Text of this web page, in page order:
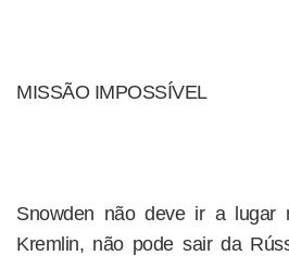
MISSÃO IMPOSSÍVEL
Snowden não deve ir a lugar
Kremlin, não pode sair da